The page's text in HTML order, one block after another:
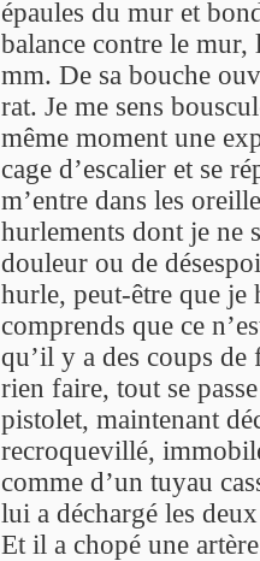
épaules du mur et
balance contre le
mm. De sa bouche
rat. Je me sens
même moment une
cage d’escalier et se
m’entre dans les
hurlements dont je ne
douleur ou de
hurle, peut-être que je
comprends que ce
qu’il y a des coups
rien faire, tout se
pistolet, maintenant
recroquevillé,
comme d’un tuyau
lui a déchargé les
Et il a chopé une